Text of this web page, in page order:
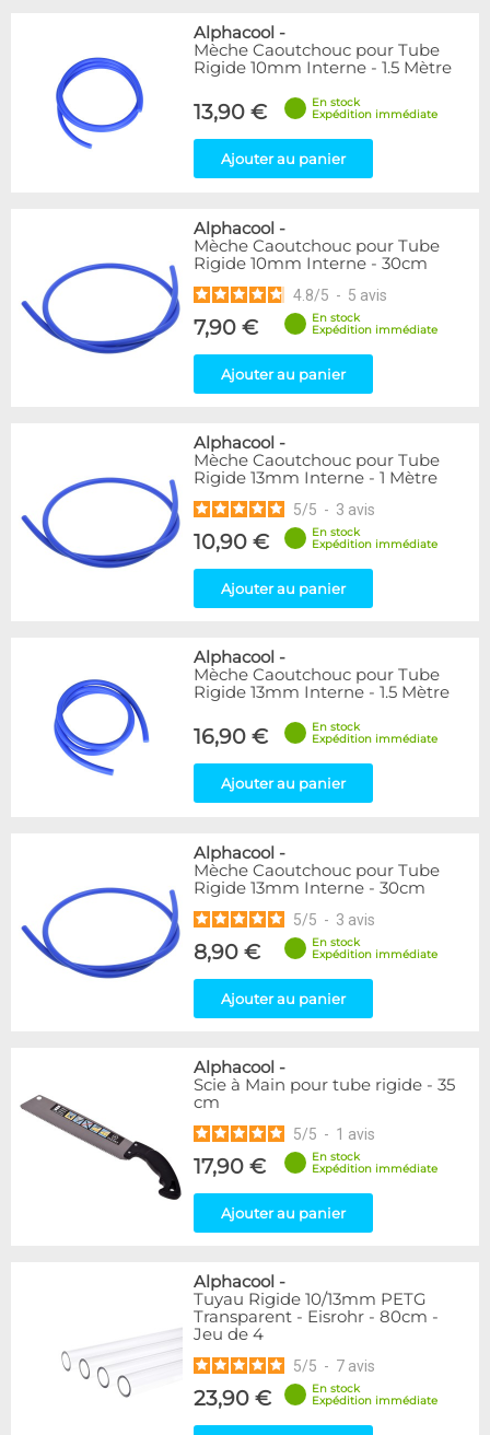
Alphacool -
Mèche Caoutchouc pour Tube
Rigide 10mm Interne - 1.5 Mètre
13,90 €
En stock
Expédition immédiate
Ajouter au panier
Alphacool -
Mèche Caoutchouc pour Tube
Rigide 10mm Interne - 30cm
4.8/5 - 5 avis
7,90 €
En stock
Expédition immédiate
Ajouter au panier
Alphacool -
Mèche Caoutchouc pour Tube
Rigide 13mm Interne - 1 Mètre
5/5 - 3 avis
10,90 €
En stock
Expédition immédiate
Ajouter au panier
Alphacool -
Mèche Caoutchouc pour Tube
Rigide 13mm Interne - 1.5 Mètre
16,90 €
En stock
Expédition immédiate
Ajouter au panier
Alphacool -
Mèche Caoutchouc pour Tube
Rigide 13mm Interne - 30cm
5/5 - 3 avis
8,90 €
En stock
Expédition immédiate
Ajouter au panier
Alphacool -
Scie à Main pour tube rigide - 35
cm
5/5 - 1 avis
17,90 €
En stock
Expédition immédiate
Ajouter au panier
Alphacool -
Tuyau Rigide 10/13mm PETG
Transparent - Eisrohr - 80cm -
Jeu de 4
5/5 - 7 avis
23,90 €
En stock
Expédition immédiate